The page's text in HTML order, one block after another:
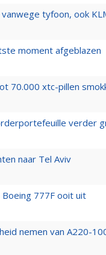
vanwege tyfoon, ook
moment afgeblazen
70.000 xtc-pillen
verder
naar Tel Aviv
777F ooit uit
nemen van A220-